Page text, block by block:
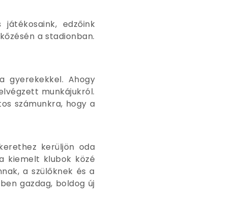
edzőink
a stadionban.
gyerekekkel. Ahogy
munkájukról.
számunkra, hogy a
kerüljön oda
kiemelt klubok közé
a szülőknek és a
gazdag, boldog új